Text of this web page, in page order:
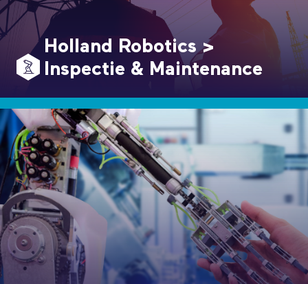
Holland Robotics >
Inspectie & Maintenance